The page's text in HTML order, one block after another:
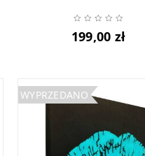
199,00 zł
WYPRZEDANO